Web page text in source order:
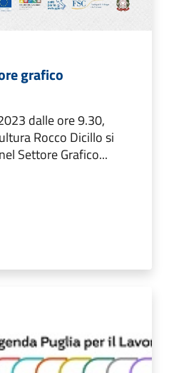
grafico
dalle ore 9.30,
Rocco Dicillo si
Settore Grafico...